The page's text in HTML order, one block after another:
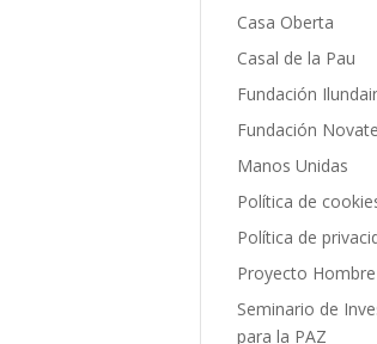
Casa Oberta
Casal de la Pau
Fundación
Fundación
Manos Unidas
Política de
Política de
Proyecto Hombre
Seminario de
para la PAZ